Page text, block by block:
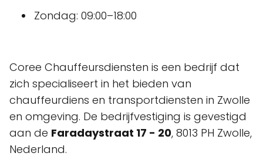
Zondag: 09:00–18:00
Coree Chauffeursdiensten is een bedrijf dat
zich specialiseert in het bieden van
chauffeurdiens en transportdiensten in Zwolle
en omgeving. De bedrijfvestiging is gevestigd
aan de Faradaystraat 17 - 20, 8013 PH Zwolle,
Nederland.